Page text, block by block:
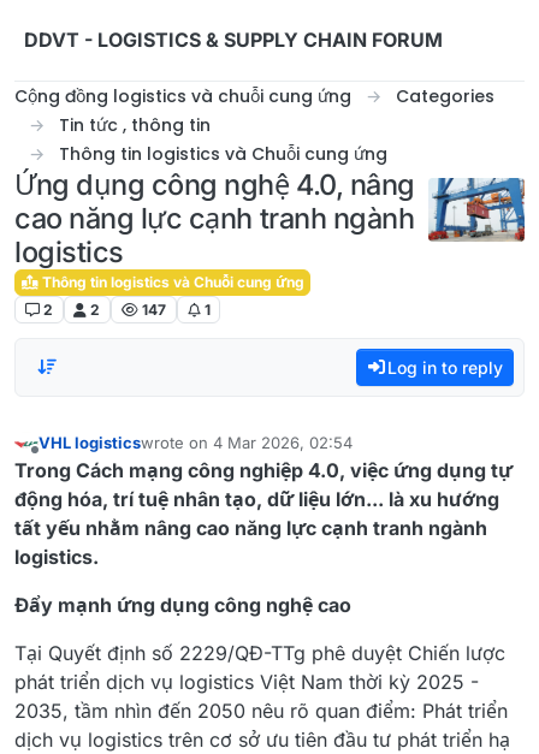
DDVT - LOGISTICS & SUPPLY CHAIN FORUM
Cộng đồng logistics và chuỗi cung ứng
Categories
Tin tức , thông tin
Thông tin logistics và Chuỗi cung ứng
Ứng dụng công nghệ 4.0, nâng
cao năng lực cạnh tranh ngành
logistics
Thông tin logistics và Chuỗi cung ứng
2
2 147 1
Log in to reply
Offline
VHL logisticswrote on 4 Mar 2026, 02:54
last edited by
Trong Cách mạng công nghiệp 4.0, việc ứng dụng tự
động hóa, trí tuệ nhân tạo, dữ liệu lớn... là xu hướng
tất yếu nhằm nâng cao năng lực cạnh tranh ngành
logistics.
Đẩy mạnh ứng dụng công nghệ cao
Tại Quyết định số 2229/QĐ-TTg phê duyệt Chiến lược
phát triển dịch vụ logistics Việt Nam thời kỳ 2025 -
2035, tầm nhìn đến 2050 nêu rõ quan điểm: Phát triển
dịch vụ logistics trên cơ sở ưu tiên đầu tư phát triển hạ